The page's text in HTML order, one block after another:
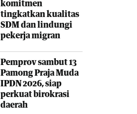
komitmen
tingkatkan kualitas
SDM dan lindungi
pekerja migran
Pemprov sambut 13
Pamong Praja Muda
IPDN 2026, siap
perkuat birokrasi
daerah